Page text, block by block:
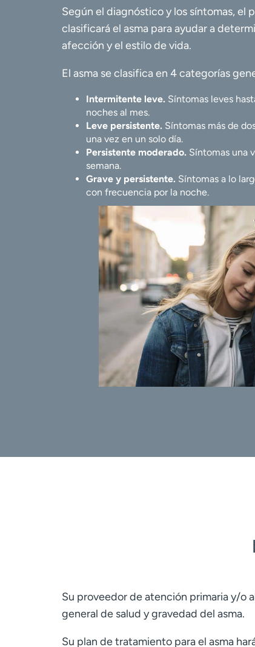
Según el diagnóstico y los síntomas, el
clasificará el asma para ayudar a
afección y el estilo de vida.
El asma se clasifica en 4 categorías
Intermitente leve. Síntomas leves
noches al mes.
Leve persistente. Síntomas más de
una vez en un solo día.
Persistente moderado. Síntomas una
semana.
Grave y persistente. Síntomas a lo
con frecuencia por la noche.
Su proveedor de atención primaria y/o
general de salud y gravedad del asma.
Su plan de tratamiento para el asma